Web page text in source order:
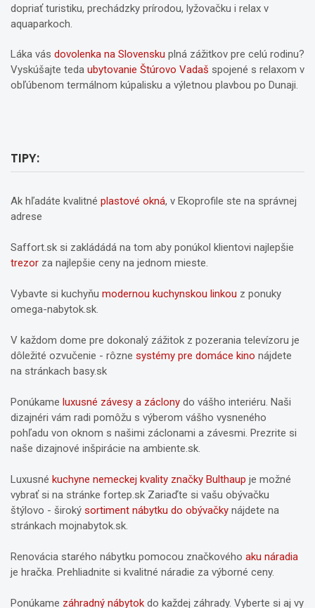
dopriať turistiku, prechádzky prírodou, lyžovačku i relax v
aquaparkoch.
Láka vás dovolenka na Slovensku plná zážitkov pre celú rodinu?
Vyskúšajte teda ubytovanie Štúrovo Vadaš spojené s relaxom v
obľúbenom termálnom kúpalisku a výletnou plavbou po Dunaji.
TIPY:
Ak hľadáte kvalitné plastové okná, v Ekoprofile ste na správnej
adrese
Saffort.sk si zakládádá na tom aby ponúkol klientovi najlepšie
trezor za najlepšie ceny na jednom mieste.
Vybavte si kuchyňu modernou kuchynskou linkou z ponuky
omega-nabytok.sk.
V každom dome pre dokonalý zážitok z pozerania televízoru je
dôležité ozvučenie - rôzne systémy pre domáce kino nájdete
na stránkach basy.sk
Ponúkame luxusné závesy a záclony do vášho interiéru. Naši
dizajnéri vám radi pomôžu s výberom vášho vysneného
pohľadu von oknom s našimi záclonami a závesmi. Prezrite si
naše dizajnové inšpirácie na ambiente.sk.
Luxusné kuchyne nemeckej kvality značky Bulthaup je možné
vybrať si na stránke fortep.sk Zariaďte si vašu obývačku
štýlovo - široký sortiment nábytku do obývačky nájdete na
stránkach mojnabytok.sk.
Renovácia starého nábytku pomocou značkového aku náradia
je hračka. Prehliadnite si kvalitné náradie za výborné ceny.
Ponúkame záhradný nábytok do každej záhrady. Vyberte si aj vy